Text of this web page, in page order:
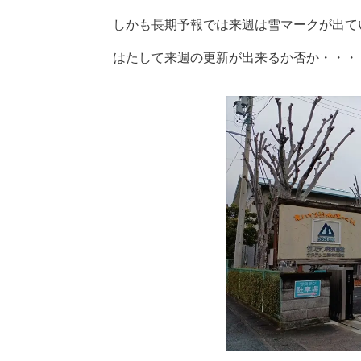
しかも長期予報では来週は雪マークが出
はたして来週の更新が出来るか否か・・・